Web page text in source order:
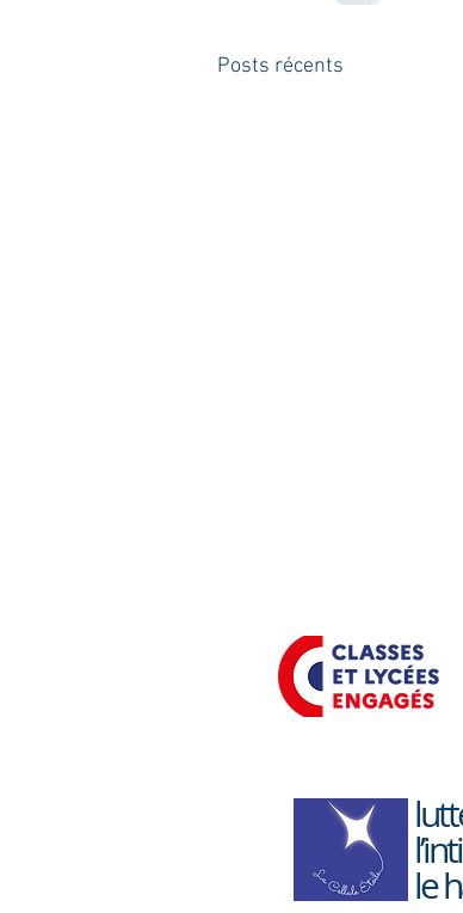
Posts récents
Cooperateams pour
élèves du dispositif
le